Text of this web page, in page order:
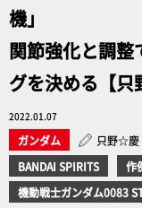
機」
関節強化と調整
グを決める【只
2022.01.07
ガンダム 只野☆慶
BANDAI SPIRITS
作
機動戦士ガンダム0083